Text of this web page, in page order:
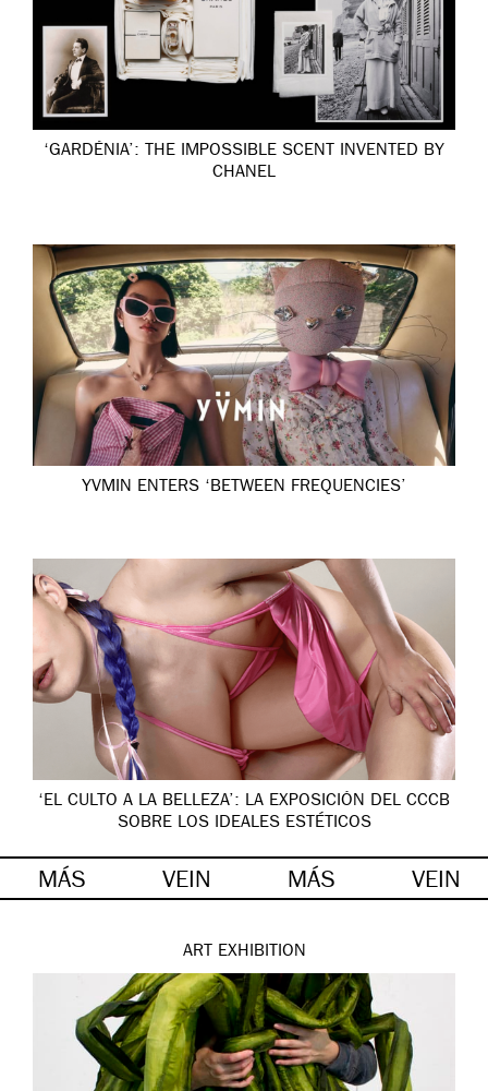
‘GARDÉNIA’: THE IMPOSSIBLE SCENT INVENTED BY
CHANEL
YVMIN ENTERS ‘BETWEEN FREQUENCIES’
‘EL CULTO A LA BELLEZA’: LA EXPOSICIÓN DEL CCCB
SOBRE LOS IDEALES ESTÉTICOS
MÁS VEIN MÁS VEIN
ART EXHIBITION